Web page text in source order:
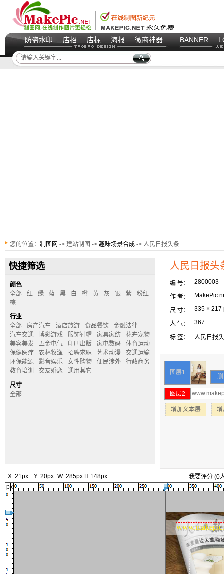
防盗水印 店招 店标 海报 微商神器 BANNER
您的位置： 制图网 -> 建站制图 -> 趣味场景合成 -> 人民日报头条
快捷筛选
颜色
全部
红 绿 蓝 黑 白 橙 黄 灰 银 紫
粉红
棕
行业
全部
房产汽车 酒店旅游 食品餐饮
金融法律
汽车交通
博彩游戏 服饰鞋帽 家具家纺
花卉宠物
美容美发
五金电气 印刷出版 家电数码
体育运动
保健医疗
农林牧渔 招聘求职 艺术动漫
交通运输
环保能源
影音娱乐 女性购物 便民涉外
行政商务
教育培训
交友婚恋
通用其它
尺寸
全部
人民日报头
编 号： 2800003
作 者：
尺 寸： 335 × 217
人 气： 367
标 签： 人民日报
图层1
图层2
增加文本层
X: 21px Y: 20px W: 285px H:148px 我要评分 (0
px